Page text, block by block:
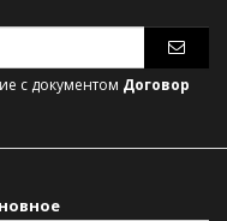
с документом Договор